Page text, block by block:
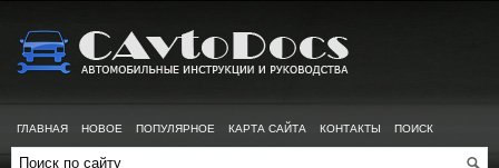
ГЛАВНАЯ НОВОЕ ПОПУЛЯРНОЕ КАРТА САЙТА КОНТАКТЫ ПОИСК